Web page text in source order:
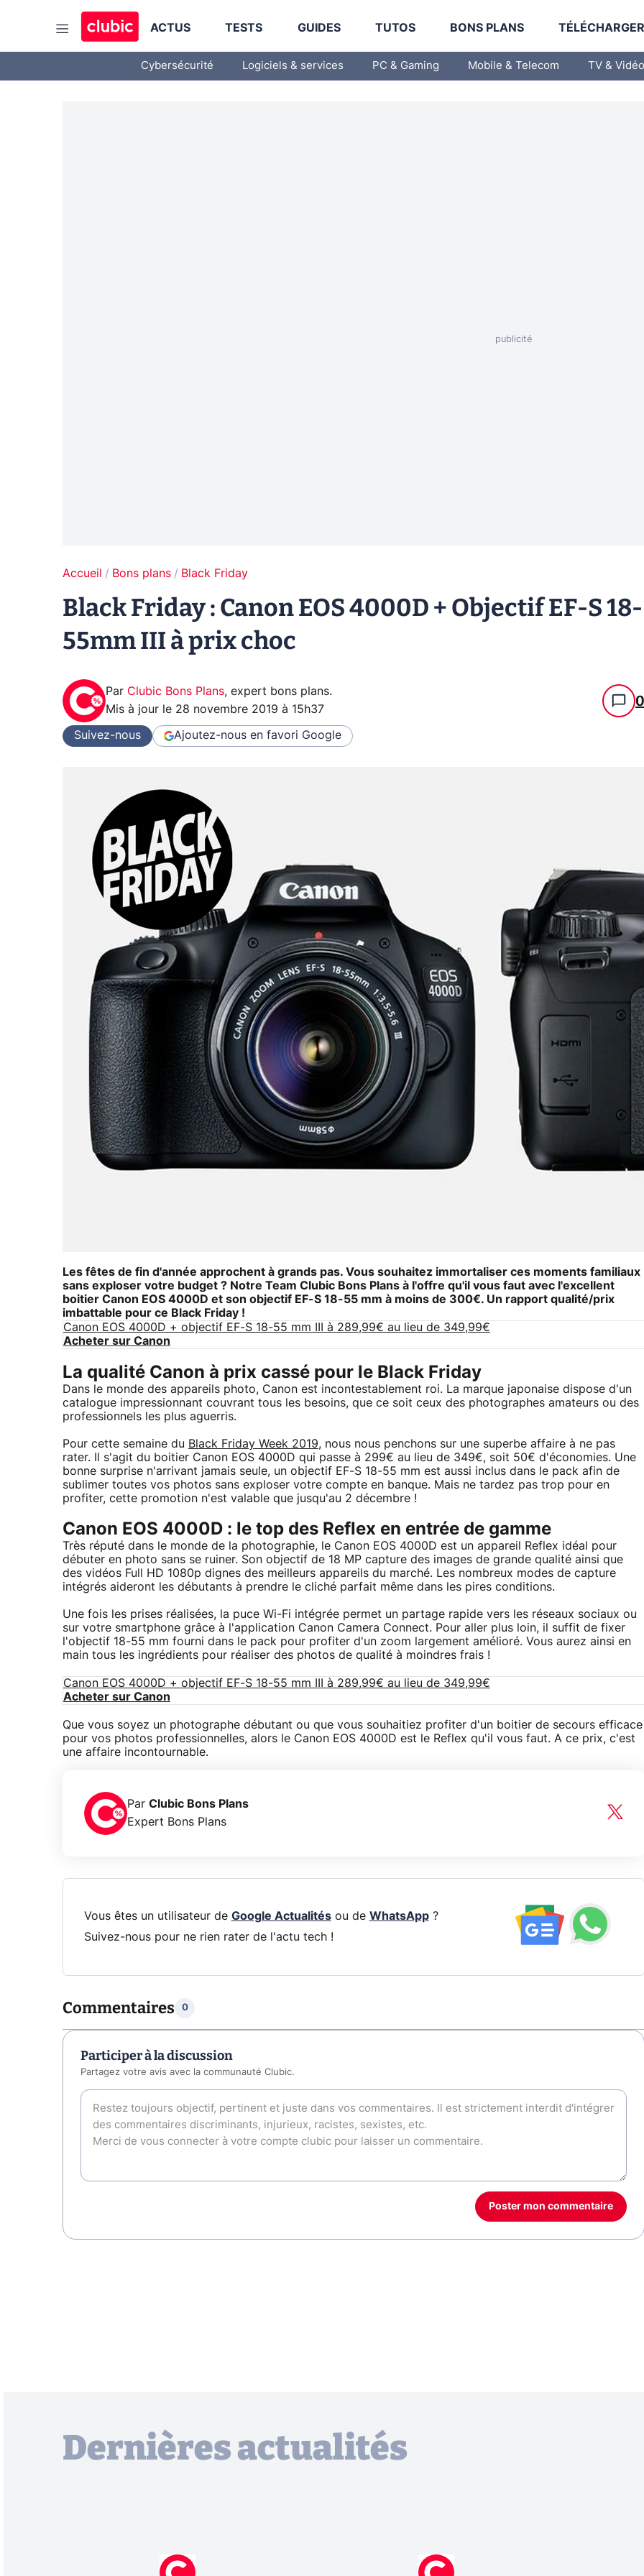
ACTUS TESTS GUIDES TUTOS BONS PLANS
Cybersécurité Logiciels & services PC & Gaming Mobile & Telecom TV & Vidéo
Accueil Bons plans Black Friday
Black Friday : Canon EOS 4000D + Objectif EF-S 18-
55mm III à prix choc
Par Clubic Bons Plans, expert bons plans.
Mis à jour le 28 novembre 2019 à 15h37 0
Suivez-nous Ajoutez-nous en favori Google
Les fêtes de fin d'année approchent à grands pas. Vous souhaitez immortaliser ces moments familiaux
sans exploser votre budget ? Notre Team Clubic Bons Plans à l'offre qu'il vous faut avec l'excellent
boitier Canon EOS 4000D et son objectif EF-S 18-55 mm à moins de 300€. Un rapport qualité/prix
imbattable pour ce Black Friday !
Canon EOS 4000D + objectif EF-S 18-55 mm III à 289,99€ au lieu de 349,99€
Acheter sur Canon
La qualité Canon à prix cassé pour le Black Friday
Dans le monde des appareils photo, Canon est incontestablement roi. La marque japonaise dispose d'un
catalogue impressionnant couvrant tous les besoins, que ce soit ceux des photographes amateurs ou des
professionnels les plus aguerris.
Pour cette semaine du Black Friday Week 2019, nous nous penchons sur une superbe affaire à ne pas
rater. Il s'agit du boitier Canon EOS 4000D qui passe à 299€ au lieu de 349€, soit 50€ d'économies. Une
bonne surprise n'arrivant jamais seule, un objectif EF-S 18-55 mm est aussi inclus dans le pack afin de
sublimer toutes vos photos sans exploser votre compte en banque. Mais ne tardez pas trop pour en
profiter, cette promotion n'est valable que jusqu'au 2 décembre !
Canon EOS 4000D : le top des Reflex en entrée de gamme
Très réputé dans le monde de la photographie, le Canon EOS 4000D est un appareil Reflex idéal pour
débuter en photo sans se ruiner. Son objectif de 18 MP capture des images de grande qualité ainsi que
des vidéos Full HD 1080p dignes des meilleurs appareils du marché. Les nombreux modes de capture
intégrés aideront les débutants à prendre le cliché parfait même dans les pires conditions.
Une fois les prises réalisées, la puce Wi-Fi intégrée permet un partage rapide vers les réseaux sociaux ou
sur votre smartphone grâce à l'application Canon Camera Connect. Pour aller plus loin, il suffit de fixer
l'objectif 18-55 mm fourni dans le pack pour profiter d'un zoom largement amélioré. Vous aurez ainsi en
main tous les ingrédients pour réaliser des photos de qualité à moindres frais !
Canon EOS 4000D + objectif EF-S 18-55 mm III à 289,99€ au lieu de 349,99€
Acheter sur Canon
Que vous soyez un photographe débutant ou que vous souhaitiez profiter d'un boitier de secours efficace
pour vos photos professionnelles, alors le Canon EOS 4000D est le Reflex qu'il vous faut. A ce prix, c'est
une affaire incontournable.
Par Clubic Bons Plans
Expert Bons Plans
Vous êtes un utilisateur de Google Actualitésou de WhatsApp?
Suivez-nous pour ne rien rater de l'actu tech !
Commentaires 0
Participer à la discussion
Partagez votre avis avec la communauté Clubic.
Poster mon commentaire
Dernières actualités